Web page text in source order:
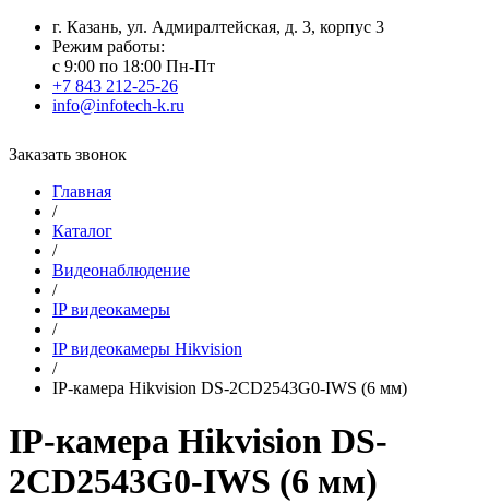
г. Казань, ул. Адмиралтейская, д. 3, корпус 3
Режим работы:
с 9:00 по 18:00 Пн-Пт
+7 843 212-25-26
info@infotech-k.ru
Заказать звонок
Главная
/
Каталог
/
Видеонаблюдение
/
IP видеокамеры
/
IP видеокамеры Hikvision
/
IP-камера Hikvision DS-2CD2543G0-IWS (6 мм)
IP-камера Hikvision DS-
2CD2543G0-IWS (6 мм)